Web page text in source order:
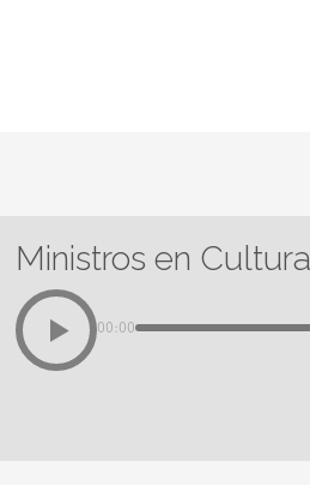
Ministros en Cultura
00:00